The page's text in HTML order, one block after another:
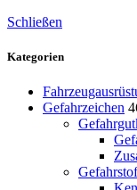
Schließen
Kategorien
Gefahrzeichen